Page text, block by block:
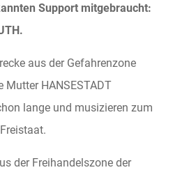
Support mitgebraucht:
aus der Gefahrenzone
Mutter HANSESTADT
lange und musizieren zum
der Freihandelszone der